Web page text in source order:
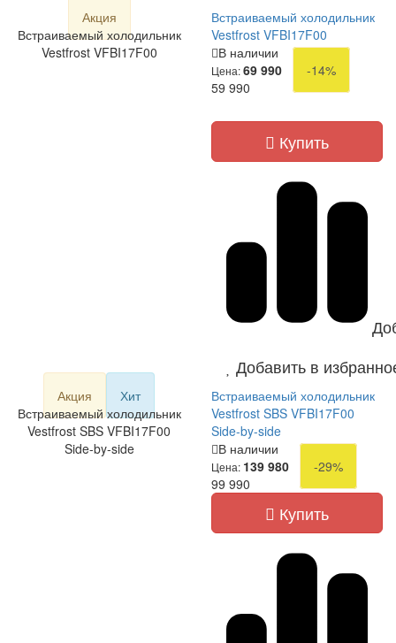
Акция
Встраиваемый холодильник
Vestfrost VFBI17F00
Встраиваемый холодильник
Vestfrost VFBI17F00
В наличии
Цена:69 990
-14%
59 990
Купить
Добавить в
Акция
Хит
Встраиваемый холодильник
Vestfrost SBS VFBI17F00
Side-by-side
Встраиваемый холодильник
Vestfrost SBS VFBI17F00
Side-by-side
В наличии
Цена: 139 980
-29%
99 990
Купить